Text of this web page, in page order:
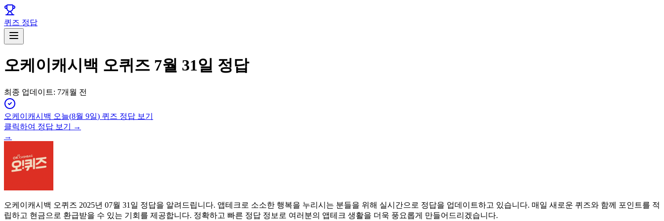
퀴즈 정답
오케이캐시백 오퀴즈 7월 31일 정답
최종 업데이트: 7개월 전
오케이캐시백 오늘(8월 9일) 퀴즈 정답 보기
클릭하여 정답 보기 →
→
오케이캐시백 오퀴즈 2025년 07월 31일 정답을 알려드립니다. 앱테크로 소소한 행복을 누리시는 분들을 위해 실시간으로 정답을 업데이트하고 있습니다. 매일 새로운 퀴즈와 함께 포인트를 적
립하고 현금으로 환급받을 수 있는 기회를 제공합니다. 정확하고 빠른 정답 정보로 여러분의 앱테크 생활을 더욱 풍요롭게 만들어드리겠습니다.